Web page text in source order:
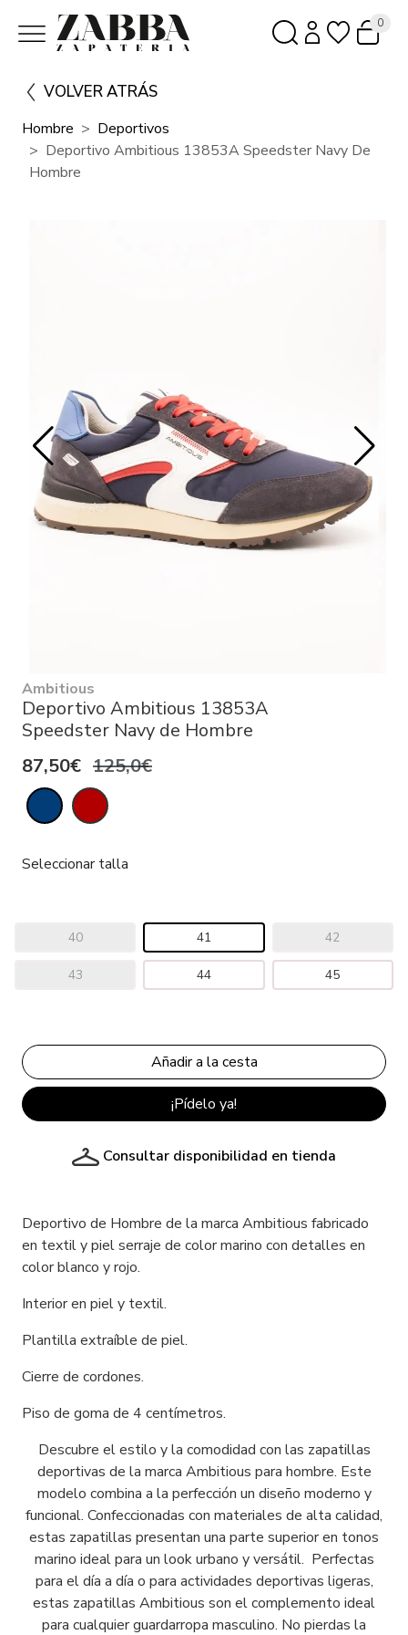
0
VOLVER ATRÁS
Hombre
Deportivos
Deportivo Ambitious 13853A Speedster Navy De
Hombre
Ambitious
Deportivo Ambitious 13853A
Speedster Navy de Hombre
87,50€ 125,0€
Seleccionar talla
40 41 42
43 44 45
¡Pídelo ya!
Consultar disponibilidad en tienda
Deportivo de Hombre de la marca Ambitious fabricado
en textil y piel serraje de color marino con detalles en
color blanco y rojo.
Interior en piel y textil.
Plantilla extraíble de piel.
Cierre de cordones.
Piso de goma de 4 centímetros.
Descubre el estilo y la comodidad con las zapatillas
deportivas de la marca Ambitious para hombre. Este
modelo combina a la perfección un diseño moderno y
funcional. Confeccionadas con materiales de alta calidad,
estas zapatillas presentan una parte superior en tonos
marino ideal para un look urbano y versátil. Perfectas
para el día a día o para actividades deportivas ligeras,
estas zapatillas Ambitious son el complemento ideal
para cualquier guardarropa masculino. No pierdas la